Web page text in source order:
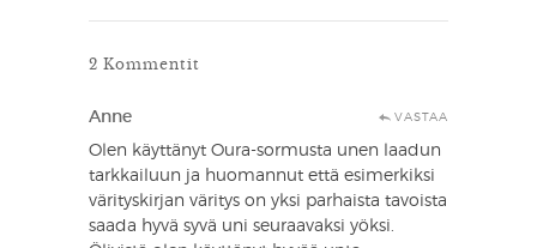
2 Kommentit
Anne VASTAA
Olen käyttänyt Oura-sormusta unen laadun
tarkkailuun ja huomannut että esimerkiksi
värityskirjan väritys on yksi parhaista tavoista
saada hyvä syvä uni seuraavaksi yöksi.